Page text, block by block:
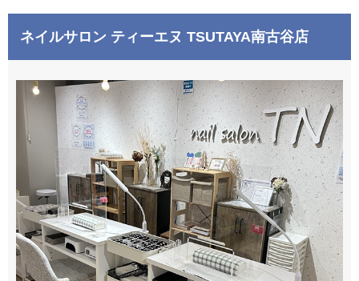
ネイルサロン ティーエヌ TSUTAYA南古谷店